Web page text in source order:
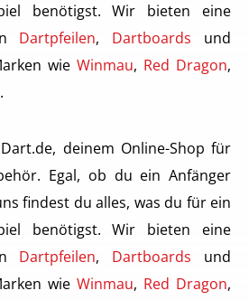
benötigst. Wir bieten eine
Dartpfeilen, Dartboards und
wie Winmau, Red Dragon,
.
deinem Online-Shop für
Egal, ob du ein Anfänger
findest du alles, was du für ein
benötigst. Wir bieten eine
Dartpfeilen, Dartboards und
wie Winmau, Red Dragon,